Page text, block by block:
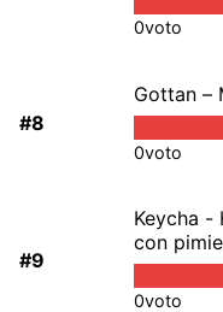
0voto
#8
Gottan –
0voto
#9
Keycha -
con
francés
0voto